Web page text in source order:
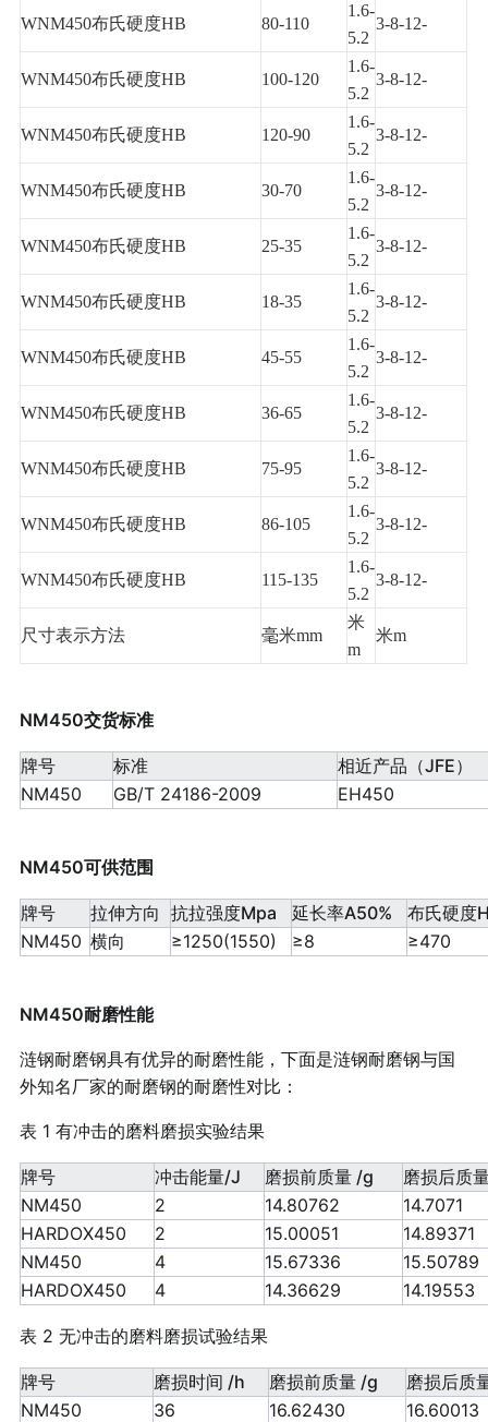
WNM450布氏硬度HB 80-110
1.6-
5.2
3-8-12-
WNM450布氏硬度HB 100-120
1.6-
5.2
3-8-12-
WNM450布氏硬度HB 120-90
1.6-
5.2
3-8-12-
WNM450布氏硬度HB 30-70
1.6-
5.2
3-8-12-
WNM450布氏硬度HB 25-35
1.6-
5.2
3-8-12-
WNM450布氏硬度HB 18-35
1.6-
5.2
3-8-12-
WNM450布氏硬度HB 45-55
1.6-
5.2
3-8-12-
WNM450布氏硬度HB 36-65
1.6-
5.2
3-8-12-
WNM450布氏硬度HB 75-95
1.6-
5.2
3-8-12-
WNM450布氏硬度HB 86-105
1.6-
5.2
3-8-12-
WNM450布氏硬度HB 115-135
1.6-
5.2
3-8-12-
尺寸表示方法 毫米mm
米
m
米m
NM450交货标准
牌号 标准
相近产品（JFE）
NM450
GB/T 24186-2009 EH450
NM450可供范围
牌号 拉伸方向 抗拉强度Mpa 延长率A50%
布氏硬度
NM450 横向 ≥1250(1550) ≥8 ≥470
NM450耐磨性能
涟钢耐磨钢具有优异的耐磨性能，下面是涟钢耐磨钢与国
外知名厂家的耐磨钢的耐磨性对比：
表 1 有冲击的磨料磨损实验结果
牌号 冲击能量/J 磨损前质量 /g
磨损后质
NM450
2 14.80762
14.7071
HARDOX450
2 15.00051
14.89371
NM450
4 15.67336
15.50789
HARDOX450
4 14.36629 14.19553
表 2 无冲击的磨料磨损试验结果
牌号 磨损时间 /h 磨损前质量 /g
磨损后质
NM450
36 16.62430 16.60013